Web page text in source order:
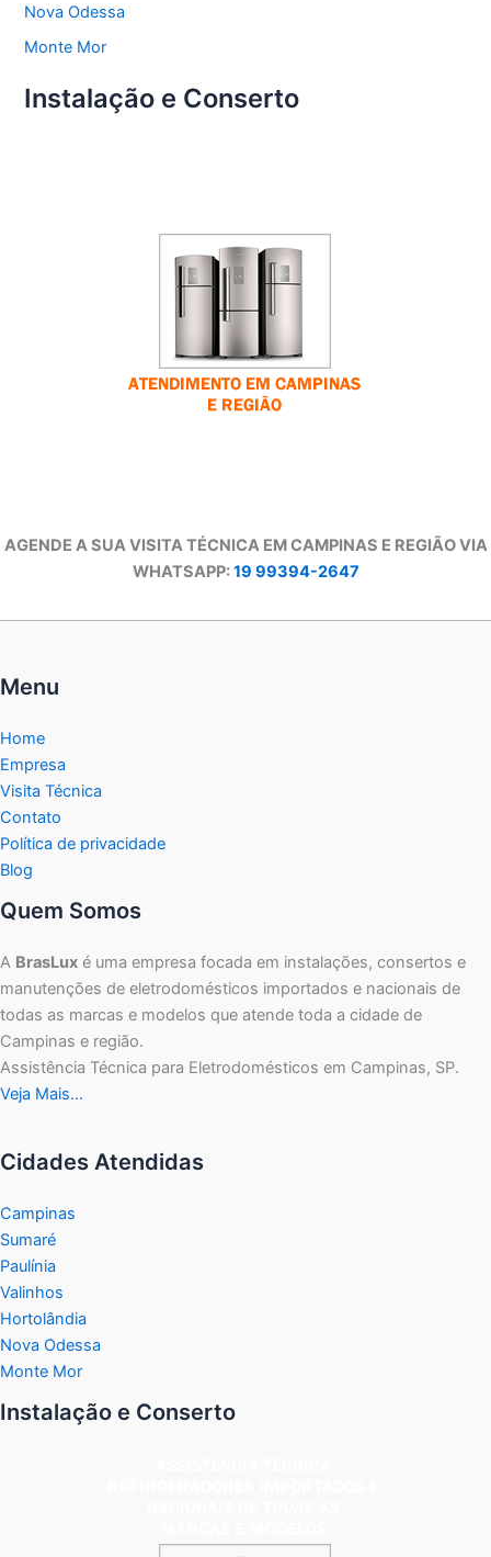
Nova Odessa
Monte Mor
Instalação e Conserto
AGENDE A SUA VISITA TÉCNICA EM CAMPINAS E REGIÃO VIA
WHATSAPP:19 99394-2647
Menu
Home
Empresa
Visita Técnica
Contato
Política de privacidade
Blog
Quem Somos
A BrasLux é uma empresa focada em instalações, consertos e
manutenções de eletrodomésticos importados e nacionais de
todas as marcas e modelos que atende toda a cidade de
Campinas e região.
Assistência Técnica para Eletrodomésticos em Campinas, SP.
Veja Mais…
Cidades Atendidas
Campinas
Sumaré
Paulínia
Valinhos
Hortolândia
Nova Odessa
Monte Mor
Instalação e Conserto